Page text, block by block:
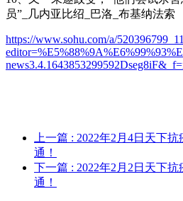
员”_几内亚比绍_巴洛_布基纳法索
https://www.sohu.com/a/
上一篇 : 2022年2月4日天下
通！
下一篇 : 2022年2月2日天下
通！